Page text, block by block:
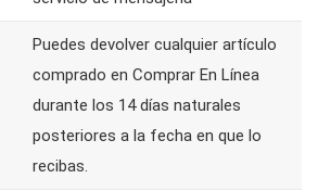
Puedes devolver cualquier artículo
comprado en Comprar En Línea
durante los 14 días naturales
posteriores a la fecha en que lo
recibas.